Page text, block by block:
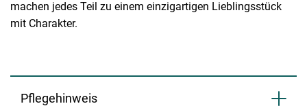
machen jedes Teil zu einem einzigartigen Lieblingsstück
mit Charakter.
Pflegehinweis